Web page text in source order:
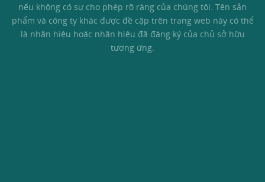
nếu không có sự cho phép rõ ràng của chúng tôi. Tên sản
phẩm và công ty khác được đề cập trên trang web này có thể
là nhãn hiệu hoặc nhãn hiệu đã đăng ký của chủ sở hữu
tương ứng.